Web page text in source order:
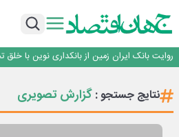
اجرای برنامه تحول بانک با تمرکز بر منابع
داد
روایت بانک ایران زمین از بانکداری نوین با
سرپرست اداره کل روابط عمومی بیمه مرکزی
اجرای برنامه تحول بانک با تمرکز بر منابع پایدار،
نتایج جستجو :گزارش تصویری